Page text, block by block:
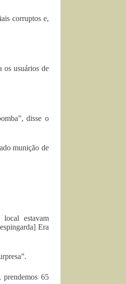
corruptos e,
os usuários de
disse o
munição de
estavam
Era
prendemos 65